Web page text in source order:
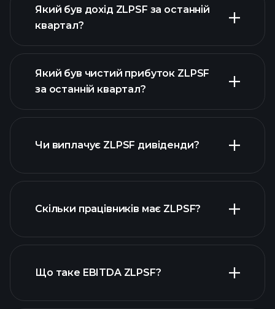
прибутки ZLPSF
Який був дохід ZLPSF за останній
квартал?
фінансових звітах ZLPSF
Який був чистий прибуток ZLPSF
за останній квартал?
фінансових звітах ZLPSF
Чи виплачує ZLPSF дивіденди?
Скільки працівників має ZLPSF?
Що таке EBITDA ZLPSF?